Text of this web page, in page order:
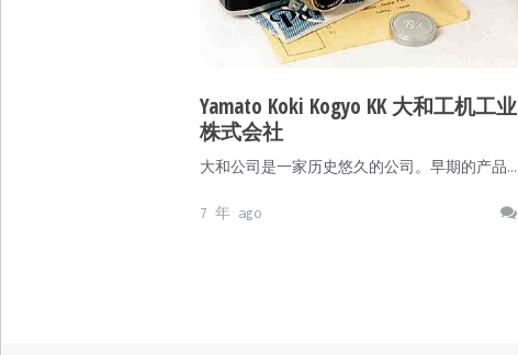
Yamato Koki Kogyo KK 大和工机工业
株式会社
大和公司是一家历史悠久的公司。早期的产品…
7 年 ago